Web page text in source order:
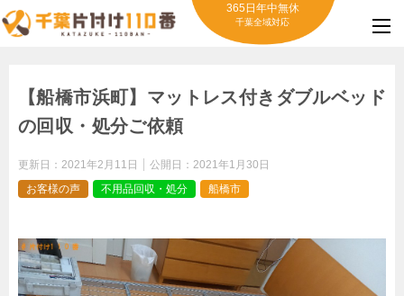
365日年中無休
千葉全域対応
【船橋市浜町】マットレス付きダブルベッド
の回収・処分ご依頼
更新日： 2021年2月11日 公開日： 2021年1月30日
お客様の声
不用品回収・処分 船橋市